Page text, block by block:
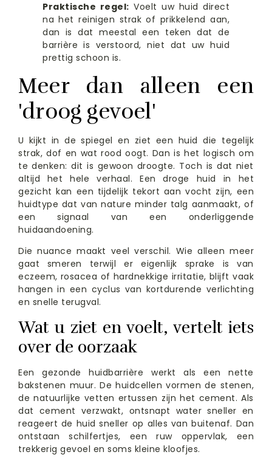
Praktische regel: Voelt uw huid direct
na het reinigen strak of prikkelend aan,
dan is dat meestal een teken dat de
barrière is verstoord, niet dat uw huid
prettig schoon is.
Meer dan alleen een
'droog gevoel'
U kijkt in de spiegel en ziet een huid die tegelijk
strak, dof en wat rood oogt. Dan is het logisch om
te denken: dit is gewoon droogte. Toch is dat niet
altijd het hele verhaal. Een droge huid in het
gezicht kan een tijdelijk tekort aan vocht zijn, een
huidtype dat van nature minder talg aanmaakt, of
een signaal van een onderliggende
huidaandoening.
Die nuance maakt veel verschil. Wie alleen meer
gaat smeren terwijl er eigenlijk sprake is van
eczeem, rosacea of hardnekkige irritatie, blijft vaak
hangen in een cyclus van kortdurende verlichting
en snelle terugval.
Wat u ziet en voelt, vertelt iets
over de oorzaak
Een gezonde huidbarrière werkt als een nette
bakstenen muur. De huidcellen vormen de stenen,
de natuurlijke vetten ertussen zijn het cement. Als
dat cement verzwakt, ontsnapt water sneller en
reageert de huid sneller op alles van buitenaf. Dan
ontstaan schilfertjes, een ruw oppervlak, een
trekkerig gevoel en soms kleine kloofjes.